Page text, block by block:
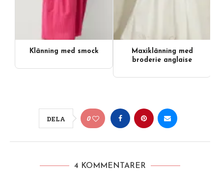
Klänning med smock
Maxiklänning med
broderie anglaise
DELA 0
4 KOMMENTARER